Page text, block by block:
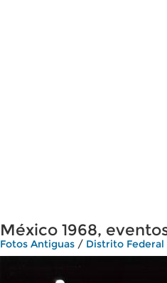
México 1968,
Fotos Antiguas / Distrito Federal